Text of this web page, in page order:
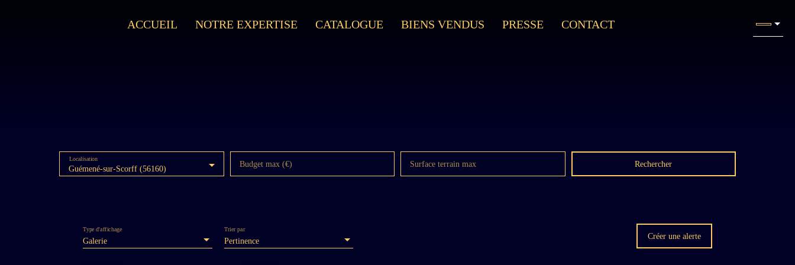
ACCUEIL NOTRE EXPERTISE CATALOGUE BIENS VENDUS PRESSE CONTACT
Guémené-sur-Scorff (56160)
Localisation
Budget max (€) Surface terrain max Rechercher
Galerie
Type d'affichage
Pertinence
Trier par
Créer une alerte